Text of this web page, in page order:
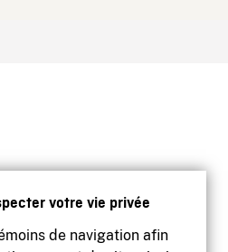
votre vie privée
de navigation afin